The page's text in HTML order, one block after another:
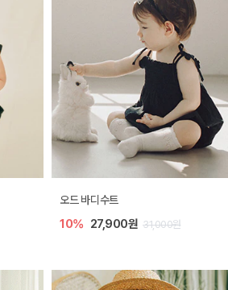
오드 바디수트
10% 27,900원 31,000원